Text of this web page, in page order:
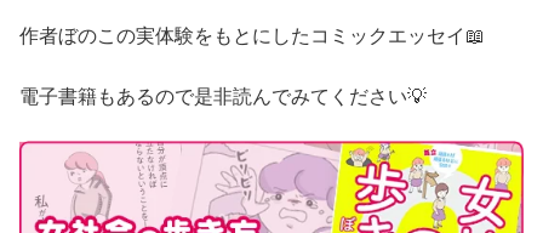
作者ぼのこの実体験をもとにしたコミックエッセイ📖
電子書籍もあるので是非読んでみてください💡